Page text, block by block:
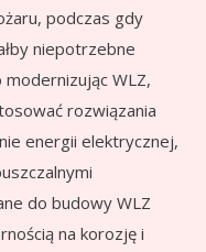
podczas gdy
niepotrzebne
WLZ,
rozwiązania
energii elektrycznej,
do budowy WLZ
na korozję i